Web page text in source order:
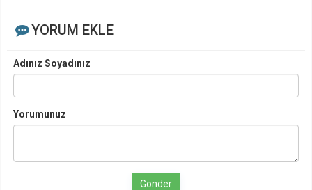
YORUM EKLE
Adınız Soyadınız
Yorumunuz
Gönder